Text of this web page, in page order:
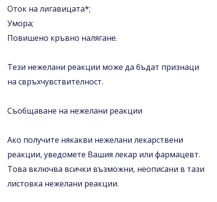
Оток на лигавицата*;
Умора;
Повишено кръвно налягане.
Тези нежелани реакции може да бъдат признаци
на свръхчувствителност.
Съобщаване на нежелани реакции
Ако получите някакви нежелани лекарствени
реакции, уведомете Вашия лекар или фармацевт.
Това включва всички възможни, неописани в тази
листовка нежелани реакции.